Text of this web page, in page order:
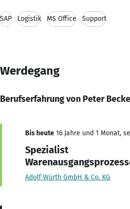
SAP Logistik MS Office Support
Werdegang
Berufserfahrung von Peter
Bis heute 16 Jahre und 1 Monat,
Spezialist
Adolf Würth GmbH & Co. KG